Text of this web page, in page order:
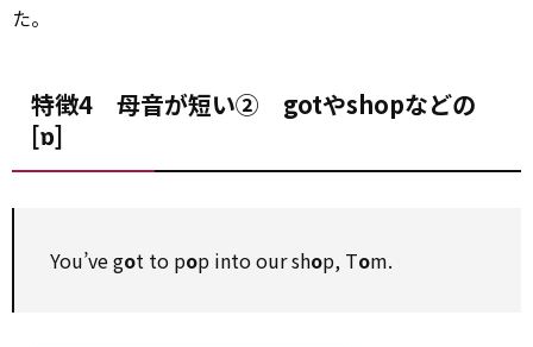
た。
特徴4 母音が短い② gotやshopなどの
[ɒ]
You’ve got to pop into our shop, Tom.